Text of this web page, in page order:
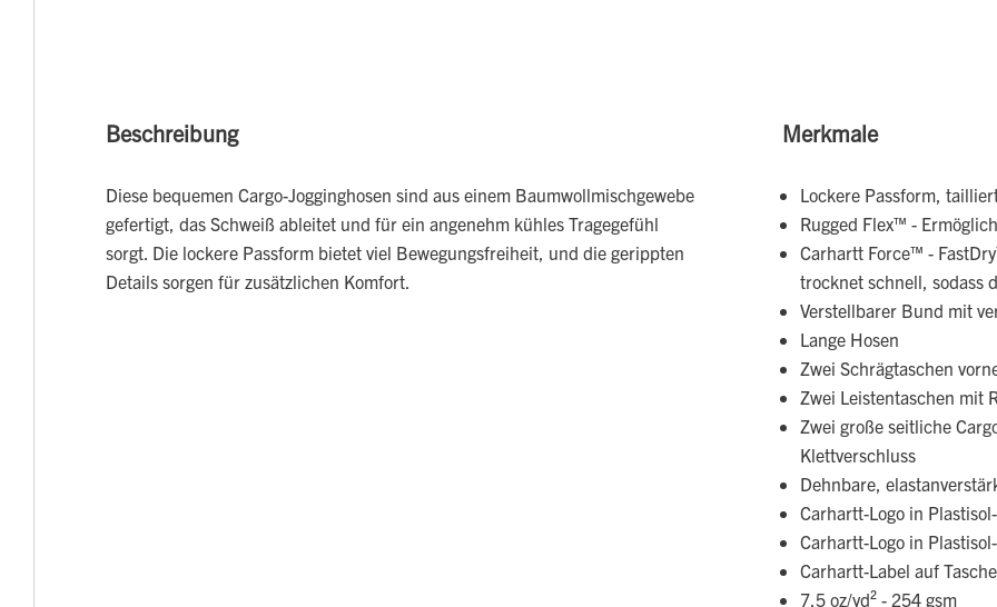
Beschreibung
Diese bequemen Cargo-Jogginghosen sind aus einem Baumwollmischgewebe
gefertigt, das Schweiß ableitet und für ein angenehm kühles Tragegefühl
sorgt. Die lockere Passform bietet viel Bewegungsfreiheit, und die gerippten
Details sorgen für zusätzlichen Komfort.
Merkmale
Lockere Passform,
Rugged Flex™ -
Carhartt Force™ -
trocknet schnell, sodass
Verstellbarer Bund mit
Lange Hosen
Zwei Schrägtaschen
Zwei Leistentaschen mit
Zwei große seitliche
Klettverschluss
Dehnbare,
Carhartt-Logo in
Carhartt-Logo in
Carhartt-Label auf
7.5 oz/yd² - 254 gsm